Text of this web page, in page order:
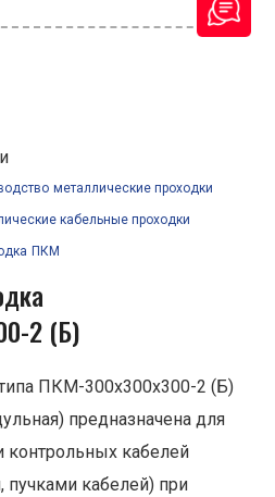
металлические проходки
кабельные проходки
ПКМ
2 (Б)
ПКМ-300х300х300-2 (Б)
предназначена для
контрольных кабелей
кабелей) при